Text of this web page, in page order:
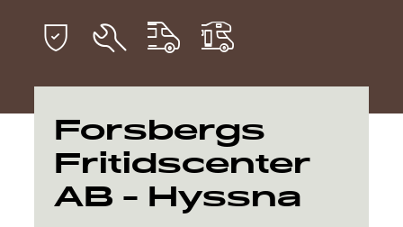
Vyhledávač prodejců
Servis
Forsbergs
Fritidscenter
AB - Hyssna